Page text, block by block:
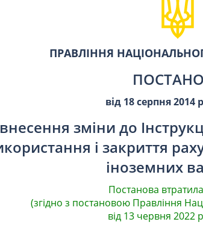
ПРАВЛІННЯ
від 18 серпня 2014
зміни до
і закриття
іноземних
Постанова
(згідно з постановою Правління
від 13 червня 2022